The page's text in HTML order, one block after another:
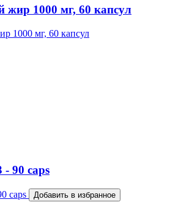
жир 1000 мг, 60 капсул
- 90 caps
Добавить в избранное